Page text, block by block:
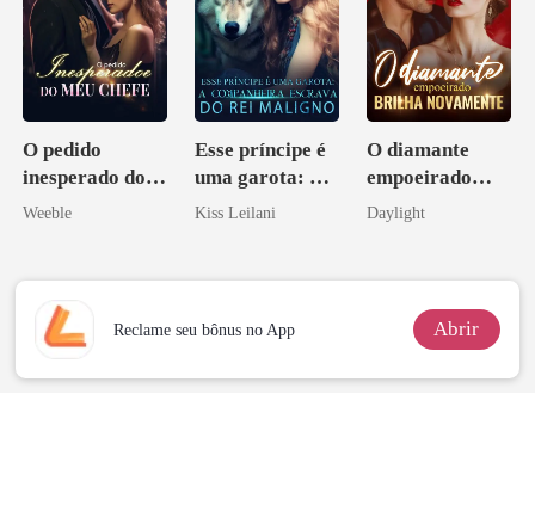
O pedido
inesperado do
meu chefe
Weeble
Esse príncipe é
uma garota: A
companheira
Kiss Leilani
O diamante
empoeirado
brilha
Daylight
Reclame seu bônus no App Abrir